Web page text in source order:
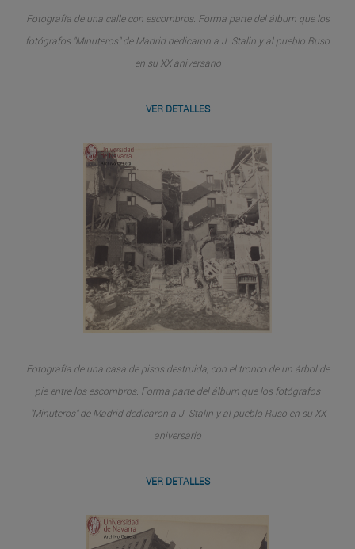
Fotografía de una calle con escombros. Forma parte del álbum que los
fotógrafos "Minuteros" de Madrid dedicaron a J. Stalin y al pueblo Ruso
en su XX aniversario
VER DETALLES
Fotografía de una casa de pisos destruida, con el tronco de un árbol de
pie entre los escombros. Forma parte del álbum que los fotógrafos
"Minuteros" de Madrid dedicaron a J. Stalin y al pueblo Ruso en su XX
aniversario
VER DETALLES